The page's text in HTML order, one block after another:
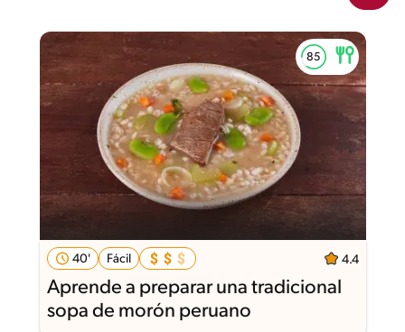
40' Fácil 4.4
Aprende a preparar una tradicional
sopa de morón peruano